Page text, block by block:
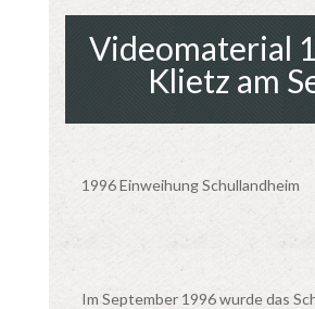
Videomaterial
Klietz am
1996 Einweihung Schullandheim
Im September 1996 wurde das